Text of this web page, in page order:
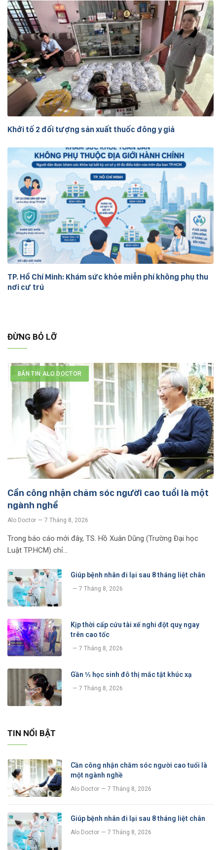
Khởi tố 2 đối tượng sản xuất thuốc đông y giả
TP. Hồ Chí Minh: Khám sức khỏe miễn phí không phụ thu
nơi cư trú
ĐỪNG BỎ LỠ
BẢN TIN ALO DOCTOR
Cần công nhận chăm sóc người cao tuổi là một
ngành nghề
Alo Doctor 7 Tháng 8, 2026
Trong báo cáo mới đây, TS. Hồ Xuân Dũng (Trường Đại học
Luật TP.HCM) chỉ…
Giúp bệnh nhân đi lại sau 8 tháng liệt chân
7 Tháng 8, 2026
Kịp thời cấp cứu tài xế nghi đột quỵ ngay
trên cao tốc
7 Tháng 8, 2026
Gần ⅓ học sinh đô thị mắc tật khúc xạ
7 Tháng 8, 2026
TIN NỔI BẬT
Cần công nhận chăm sóc người cao tuổi là
một ngành nghề
Alo Doctor 7 Tháng 8, 2026
Giúp bệnh nhân đi lại sau 8 tháng liệt chân
Alo Doctor 7 Tháng 8, 2026